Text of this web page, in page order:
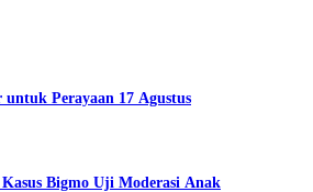
untuk Perayaan 17 Agustus
Bigmo Uji Moderasi Anak